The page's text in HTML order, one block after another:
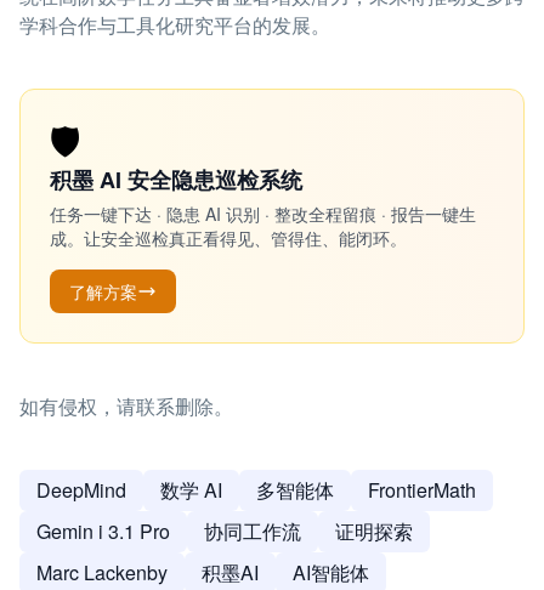
学科合作与工具化研究平台的发展。
🛡️
积墨 AI 安全隐患巡检系统
任务一键下达 · 隐患 AI 识别 · 整改全程留痕 · 报告一键生
成。让安全巡检真正看得见、管得住、能闭环。
了解方案
如有侵权，请联系删除。
DeepMind 数学 AI 多智能体
FrontierMath
Gemin i 3.1 Pro
协同工作流
证明探索
Marc Lackenby
积墨AI
AI智能体